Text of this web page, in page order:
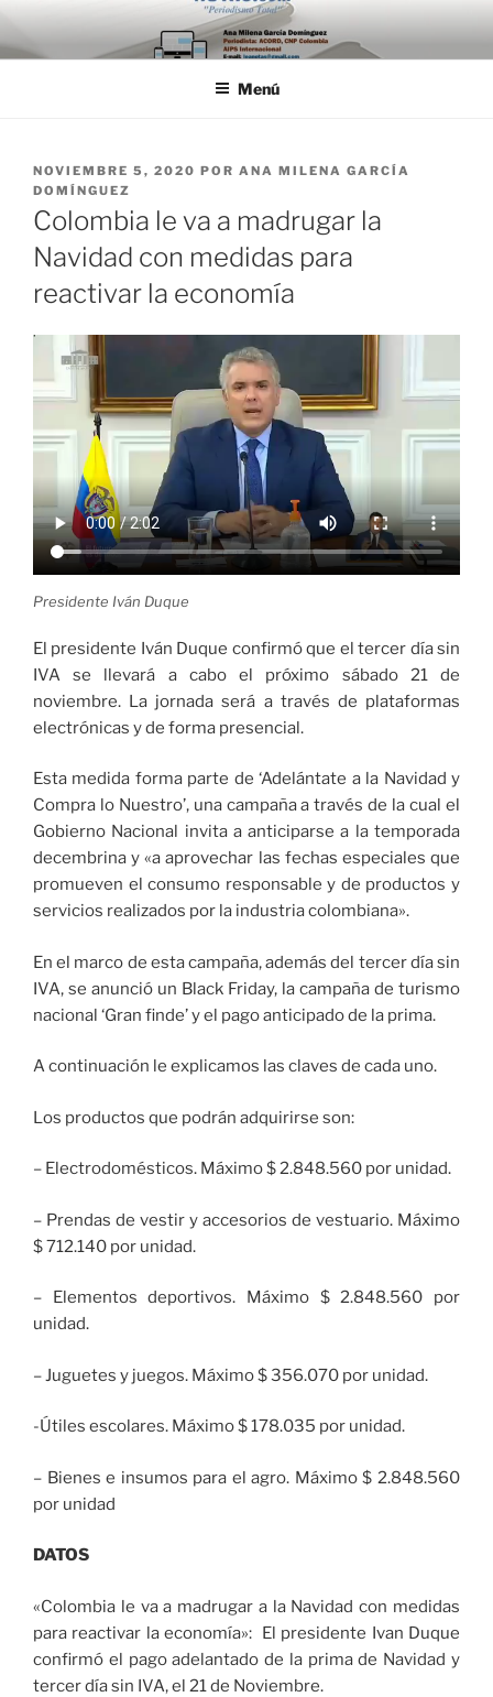
Saltar
al
contenido
Menú
PUBLICADO
EL
NOVIEMBRE 5, 2020 POR ANA MILENA GARCÍA
DOMÍNGUEZ
Colombia le va a madrugar la
Navidad con medidas para
reactivar la economía
Presidente Iván Duque
El presidente Iván Duque confirmó que el tercer día sin
IVA se llevará a cabo el próximo sábado 21 de
noviembre. La jornada será a través de plataformas
electrónicas y de forma presencial.
Esta medida forma parte de ‘Adelántate a la Navidad y
Compra lo Nuestro’, una campaña a través de la cual el
Gobierno Nacional invita a anticiparse a la temporada
decembrina y «a aprovechar las fechas especiales que
promueven el consumo responsable y de productos y
servicios realizados por la industria colombiana».
En el marco de esta campaña, además del tercer día sin
IVA, se anunció un Black Friday, la campaña de turismo
nacional ‘Gran finde’ y el pago anticipado de la prima.
A continuación le explicamos las claves de cada uno.
Los productos que podrán adquirirse son:
– Electrodomésticos. Máximo $ 2.848.560 por unidad.
– Prendas de vestir y accesorios de vestuario. Máximo
$ 712.140 por unidad.
– Elementos deportivos. Máximo $ 2.848.560 por
unidad.
– Juguetes y juegos. Máximo $ 356.070 por unidad.
-Útiles escolares. Máximo $ 178.035 por unidad.
– Bienes e insumos para el agro. Máximo $ 2.848.560
por unidad
DATOS
«Colombia le va a madrugar a la Navidad con medidas
para reactivar la economía»: El presidente Ivan Duque
confirmó el pago adelantado de la prima de Navidad y
tercer día sin IVA, el 21 de Noviembre.